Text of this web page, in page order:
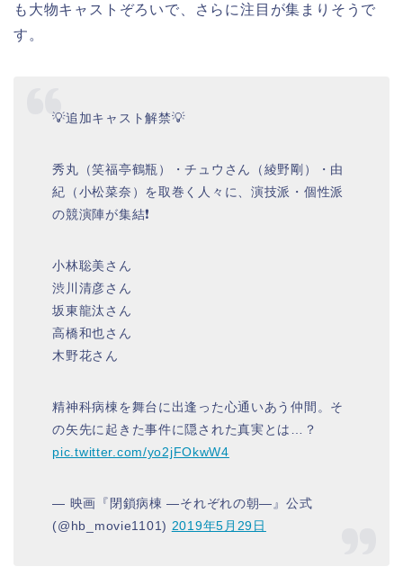
も大物キャストぞろいで、さらに注目が集まりそうで
す。
💡追加キャスト解禁💡
秀丸（笑福亭鶴瓶）・チュウさん（綾野剛）・由
紀（小松菜奈）を取巻く人々に、演技派・個性派
の競演陣が集結❗
小林聡美さん
渋川清彦さん
坂東龍汰さん
高橋和也さん
木野花さん
精神科病棟を舞台に出逢った心通いあう仲間。そ
の矢先に起きた事件に隠された真実とは…？
pic.twitter.com/yo2jFOkwW4
— 映画『閉鎖病棟 ―それぞれの朝―』公式
(@hb_movie1101) 2019年5月29日